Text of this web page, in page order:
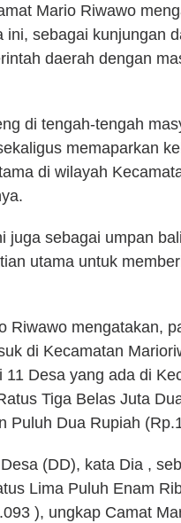
Mario Riwawo
ini, sebagai kunjungan
daerah dengan
di tengah-tengah
memaparkan
di wilayah
juga sebagai umpan
utama untuk
Riwawo mengatakan,
di Kecamatan
11 Desa yang ada di
Tiga Belas Juta
Puluh Dua Rupiah
(DD), kata Dia ,
Lima Puluh Enam
), ungkap Camat